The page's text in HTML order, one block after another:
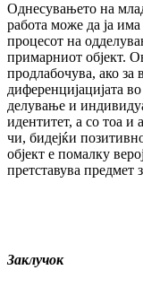
Однесувањето на
работа може да ја
процесот на
примарниот објект.
продлабочува, ако за
диференцијацијата
делување и
идентитет, а со тоа и
чи, бидејќи
објект е помалку
претставува предмет
Заклучок